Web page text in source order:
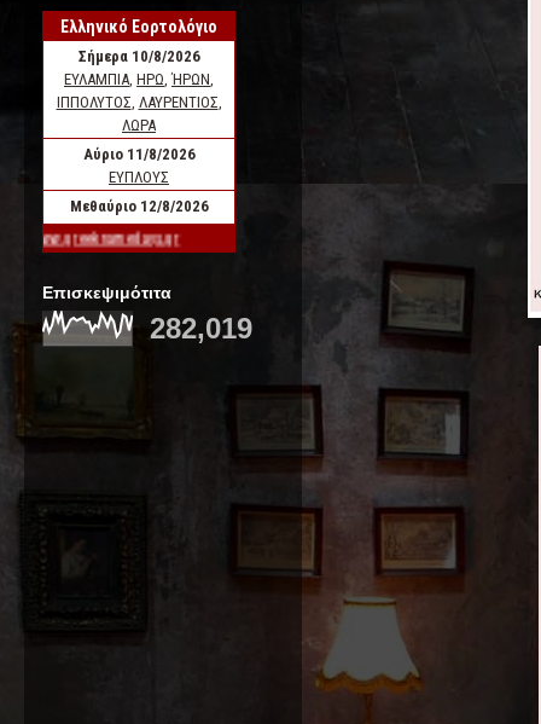
Επισκεψιμότιτα
282,019